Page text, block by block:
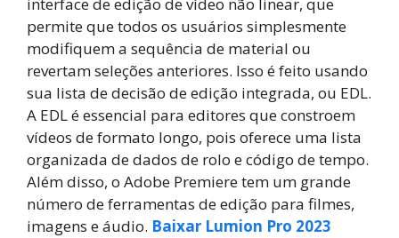
interface de edição de vídeo não linear, que
permite que todos os usuários simplesmente
modifiquem a sequência de material ou
revertam seleções anteriores. Isso é feito usando
sua lista de decisão de edição integrada, ou EDL.
A EDL é essencial para editores que constroem
vídeos de formato longo, pois oferece uma lista
organizada de dados de rolo e código de tempo.
Além disso, o Adobe Premiere tem um grande
número de ferramentas de edição para filmes,
imagens e áudio. Baixar Lumion Pro 2023